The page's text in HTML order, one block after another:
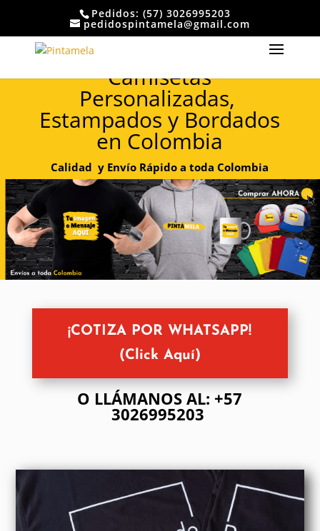
Pedidos: (57) 3026995203
pedidospintamela@gmail.com
Camisetas
Personalizadas,
Estampados y Bordados
en Colombia
Calidad y Envío Rápido a toda Colombia
¡COTIZA POR WHATSAPP!
(Click Aquí)
O LLÁMANOS AL: +57
3026995203